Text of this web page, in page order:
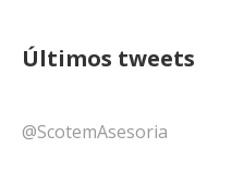
Últimos tweets
@ScotemAsesoria